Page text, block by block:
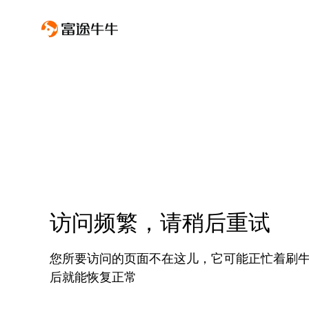
访问频繁，请稍后重试
您所要访问的页面不在这儿，它可能正忙着刷
后就能恢复正常